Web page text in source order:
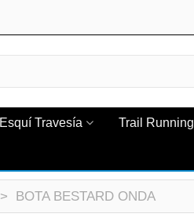
Esquí Travesía Trail Running
> BOTA BESTARD ONDA